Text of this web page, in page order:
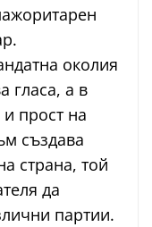
околия
гласа, а в
прост на
създава
страна, той
да
партии.